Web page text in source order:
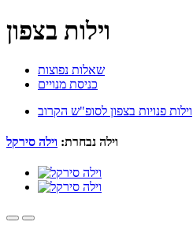
וילות בצפון
שאלות נפוצות
כניסת מנויים
וילות פנויות בצפון לסופ"ש הקרוב
וילה נבחרת: וילה סירקל